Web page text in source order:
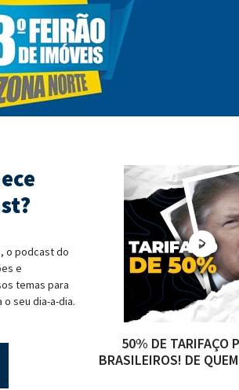
o podcast do
e
temas para
seu dia-a-dia.
50% DE TARIFAÇO
BRASILEIROS! DE